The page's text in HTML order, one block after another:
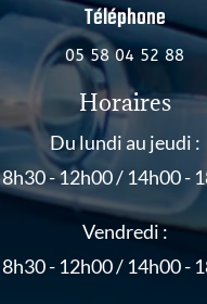
Téléphone
05 58 04 52 88
Horaires
Du lundi au jeudi :
8h30 - 12h00 / 14h00 -
Vendredi :
8h30 - 12h00 / 14h00 -